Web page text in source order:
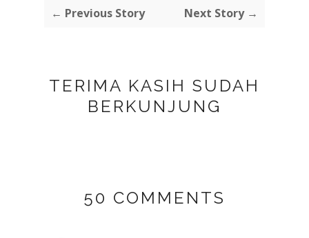
← Previous Story Next Story →
TERIMA KASIH SUDAH
BERKUNJUNG
50 COMMENTS